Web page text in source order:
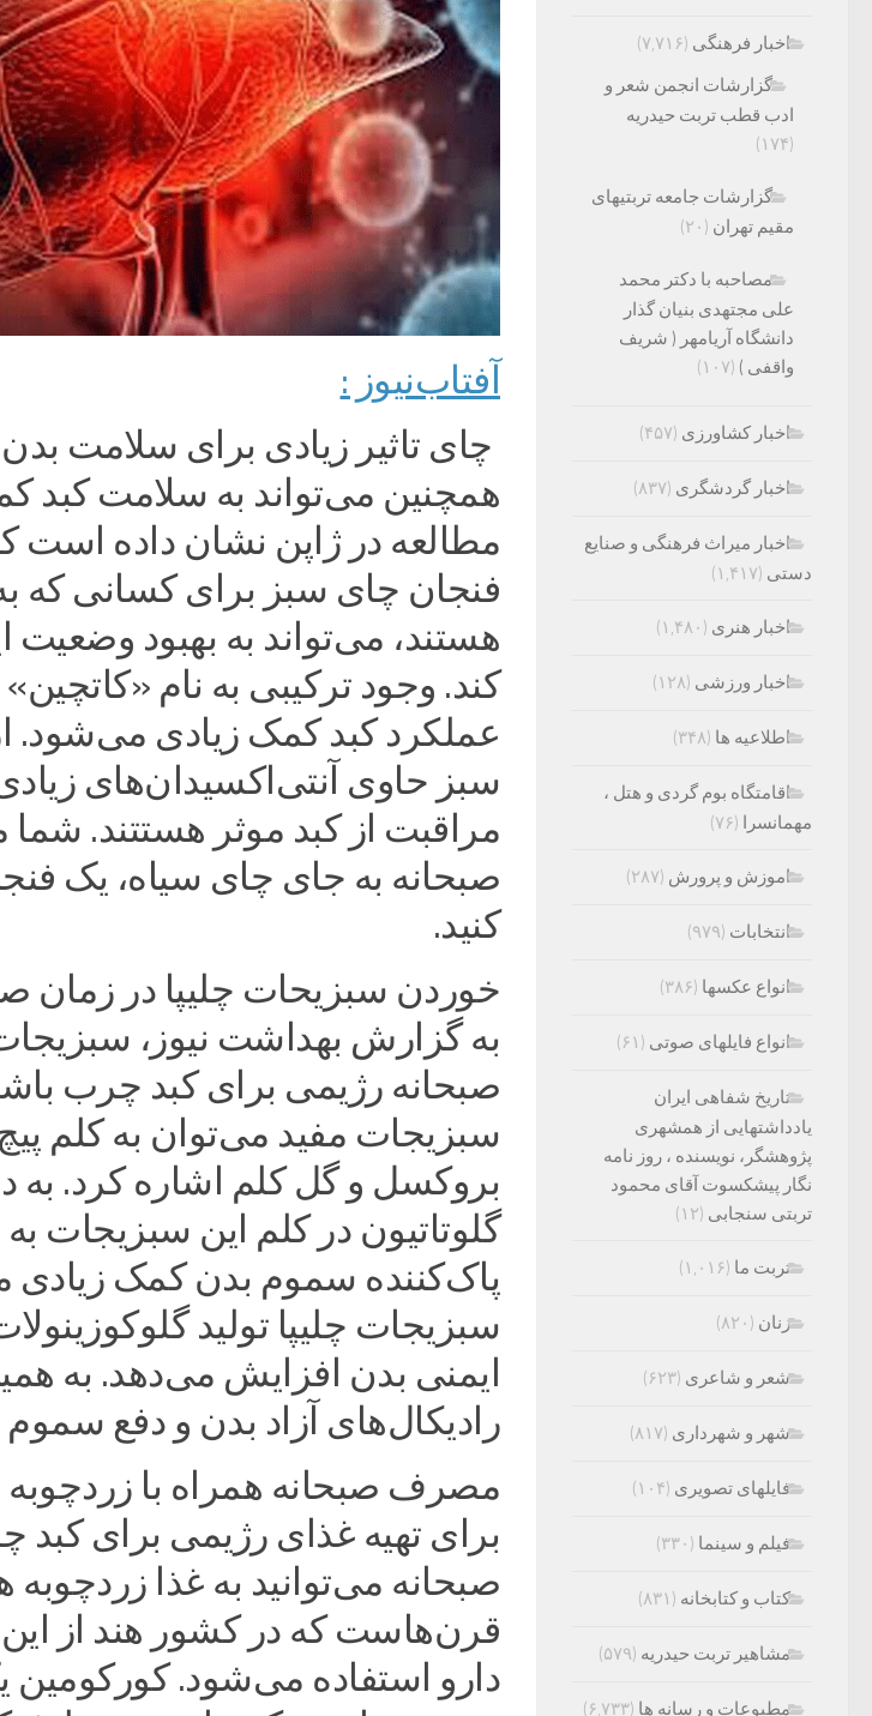
آفتاب‌‌نیوز :
چای تاثیر زیادی برای سلامت بدن
همچنین می‌تواند به سلامت کبد
فنجان چای سبز برای کسانی که
هستند، می‌تواند به بهبود وضعیت
کند. وجود ترکیبی به نام
عملکرد کبد کمک زیادی می‌شود.
سبز حاوی آنتی‌اکسیدان‌های
مراقبت از کبد موثر هستتند. شما
صبحانه به جای چای سیاه، یک
کنید.
خوردن سبزیحات چلیپا در زمان
‌به گزارش بهداشت نیوز،
صبحانه رژیمی برای کبد چرب
سبزیجات مفید می‌توان به کلم
بروکسل و گل کلم اشاره کرد. به
گلوتاتیون در کلم این سبزیجات
پاک‌کننده سموم بدن کمک زیادی
سبزیجات چلیپا تولید
ایمنی بدن افزایش می‌دهد. به
رادیکال‌های آزاد بدن و دفع سموم
مصرف صبحانه همراه با زردچوبه
برای تهیه غذای رژیمی برای کبد
صبحانه می‌توانید به غذا زردچوبه
قرن‌هاست که در کشور هند از این
دارو استفاده می‌شود. کورکومین
اخبار فرهنگی (۷,۷۱۶)
گزارشات انجمن شعر و
ادب قطب تربت حیدریه
(۱۷۴)
گزارشات جامعه تربتیهای
مقیم تهران (۲۰)
مصاحبه با دکتر محمد
علی مجتهدی بنیان گذار
دانشگاه آریامهر ( شریف
واقفی ) (۱۰۷)
اخبار کشاورزی (۴۵۷)
اخبار گردشگری (۸۳۷)
اخبار میراث فرهنگی و صنایع
دستی (۱,۴۱۷)
اخبار هنری (۱,۴۸۰)
اخبار ورزشی (۱۲۸)
اطلاعیه ها (۳۴۸)
اقامتگاه بوم گردی و هتل ،
مهمانسرا (۷۶)
اموزش و پرورش (۲۸۷)
انتخابات (۹۷۹)
انواع عکسها (۳۸۶)
انواع فایلهای صوتی (۶۱)
تاریخ شفاهی ایران
یادداشتهایی از همشهری
پژوهشگر، نویسنده ، روز نامه
نگار پیشکسوت آقای محمود
تربتی سنجابی (۱۲)
تربت ما (۱,۰۱۶)
زنان (۸۲۰)
شعر و شاعری (۶۲۳)
شهر و شهرداری (۸۱۷)
فایلهای تصویری (۱۰۴)
فیلم و سینما (۳۳۰)
کتاب و کتابخانه (۸۳۱)
مشاهیر تربت حیدریه (۵۷۹)
مطبوعات و رسانه ها (۶,۷۳۳)